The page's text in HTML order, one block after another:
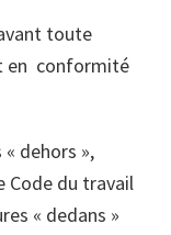
toute
en conformité
dehors »,
Code du travail
« dedans »